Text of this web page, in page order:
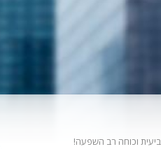
וכוחה רב השפעה!